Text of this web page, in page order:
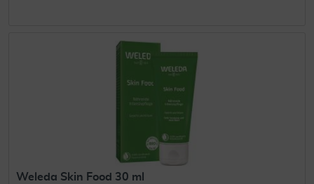
Weleda Skin Food 30 ml